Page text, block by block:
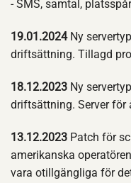
- SMS, samtal,
19.01.2024Ny
driftsättning. Tillagd
18.12.2023 Ny
driftsättning. Server för
13.12.2023 Patch för
amerikanska
vara otillgängliga för